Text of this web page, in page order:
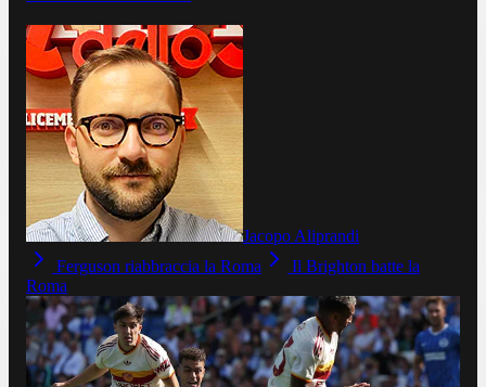
Jacopo Aliprandi
Ferguson riabbraccia la Roma
Il Brighton batte la
Roma